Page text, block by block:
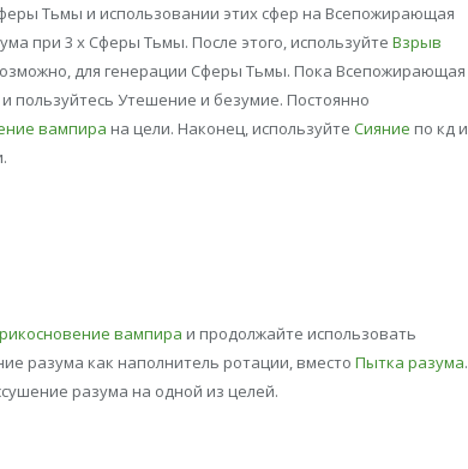
Тьмы и использовании этих сфер на Всепожирающая
при 3 х Сферы Тьмы. После этого, используйте Взрыв
для генерации Сферы Тьмы. Пока Всепожирающая
и пользуйтесь Утешение и безумие. Постоянно
вампира на цели. Наконец, используйте Сияние по кд и
вампира и продолжайте использовать
разума как наполнитель ротации, вместо Пытка разума.
разума на одной из целей.